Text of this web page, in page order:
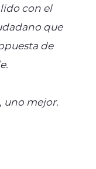
con el
que
de
uno mejor.